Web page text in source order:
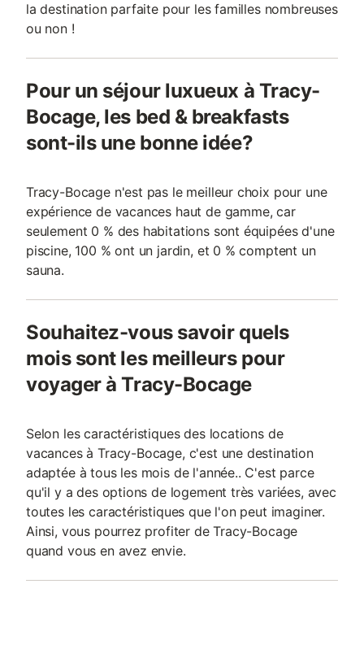
la destination parfaite pour les familles nombreuses
ou non !
Pour un séjour luxueux à Tracy-
Bocage, les bed & breakfasts
sont-ils une bonne idée?
Tracy-Bocage n'est pas le meilleur choix pour une
expérience de vacances haut de gamme, car
seulement 0 % des habitations sont équipées d'une
piscine, 100 % ont un jardin, et 0 % comptent un
sauna.
Souhaitez-vous savoir quels
mois sont les meilleurs pour
voyager à Tracy-Bocage
Selon les caractéristiques des locations de
vacances à Tracy-Bocage, c'est une destination
adaptée à tous les mois de l'année.. C'est parce
qu'il y a des options de logement très variées, avec
toutes les caractéristiques que l'on peut imaginer.
Ainsi, vous pourrez profiter de Tracy-Bocage
quand vous en avez envie.